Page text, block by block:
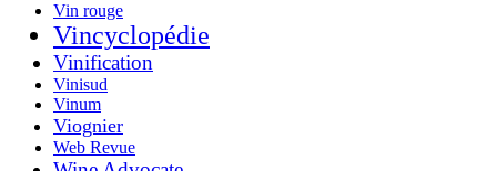
Vin rouge
Vincyclopédie
Vinification
Vinisud
Vinum
Viognier
Web Revue